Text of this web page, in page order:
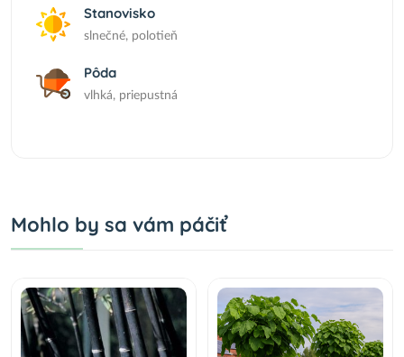
Stanovisko
slnečné, polotieň
Pôda
vlhká, priepustná
Mohlo by sa vám páčiť